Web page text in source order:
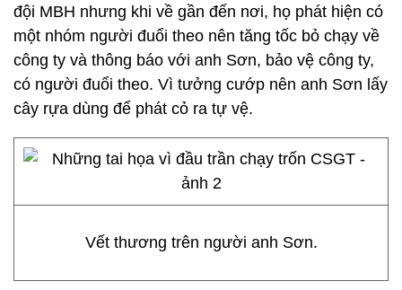
đội MBH nhưng khi về gần đến nơi, họ phát hiện có
một nhóm người đuổi theo nên tăng tốc bỏ chạy về
công ty và thông báo với anh Sơn, bảo vệ công ty,
có người đuổi theo. Vì tưởng cướp nên anh Sơn lấy
cây rựa dùng để phát cỏ ra tự vệ.
Vết thương trên người anh Sơn.